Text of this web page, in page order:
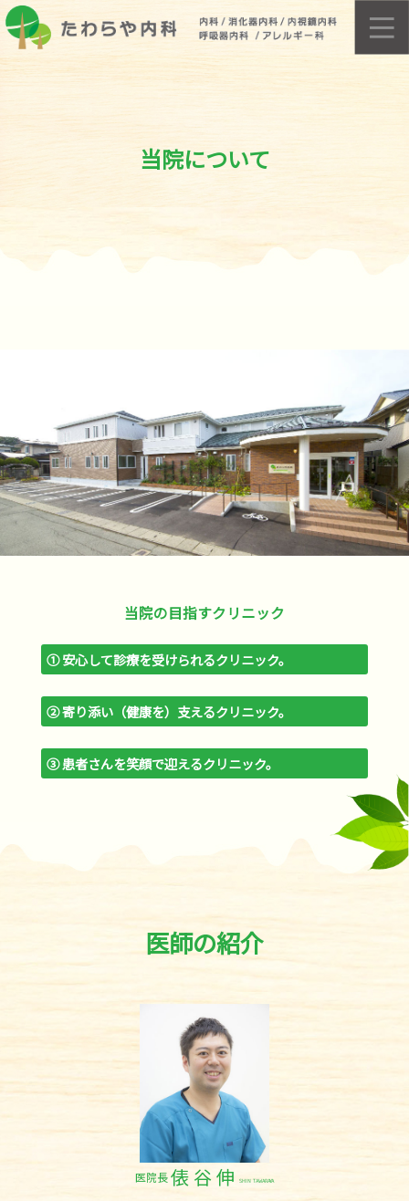
当院について
当院の目指すクリニック
① 安心して診療を受けられるクリニック。
② 寄り添い（健康を）支えるクリニック。
③ 患者さんを笑顔で迎えるクリニック。
医師の紹介
医院長俵 谷 伸 SHIN TAWARAYA